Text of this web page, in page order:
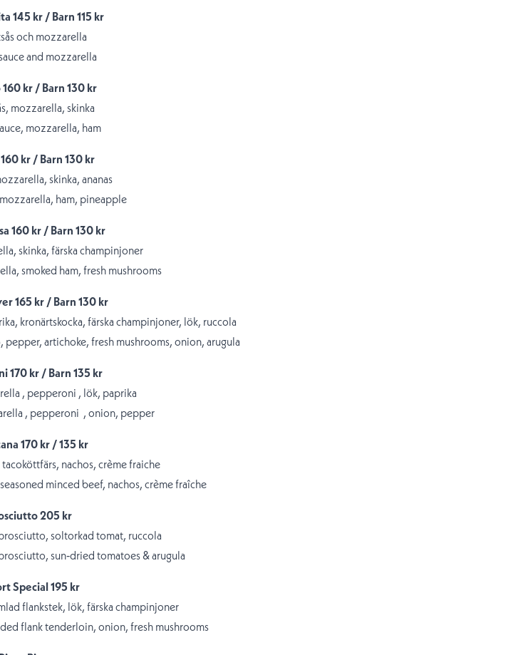
145 kr / Barn 115 kr
och mozzarella
and mozzarella
kr / Barn 130 kr
mozzarella, skinka
mozzarella, ham
kr / Barn 130 kr
skinka, ananas
ham, pineapple
160 kr / Barn 130 kr
skinka, färska champinjoner
smoked ham, fresh mushrooms
165 kr / Barn 130 kr
kronärtskocka, färska champinjoner, lök, ruccola
artichoke, fresh mushrooms, onion, arugula
170 kr / Barn 135 kr
, pepperoni , lök, paprika
, pepperoni , onion, pepper
170 kr / 135 kr
nachos, crème fraiche
minced beef, nachos, crème fraîche
205 kr
soltorkad tomat, ruccola
sun‑dried tomatoes & arugula
Special 195 kr
flankstek, lök, färska champinjoner
flank tenderloin, onion, fresh mushrooms